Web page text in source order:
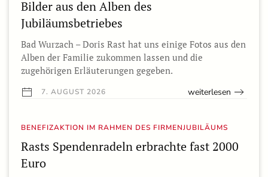
Bilder aus den Alben des
Jubiläumsbetriebes
Bad Wurzach – Doris Rast hat uns einige Fotos aus den
Alben der Familie zukommen lassen und die
zugehörigen Erläuterungen gegeben.
7. AUGUST 2026 weiterlesen
BENEFIZAKTION IM RAHMEN DES FIRMENJUBILÄUMS
Rasts Spendenradeln erbrachte fast 2000
Euro